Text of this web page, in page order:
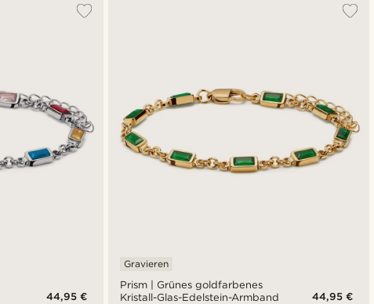
44,95 €
Prism | Grünes goldfarbenes
Kristall-Glas-Edelstein-Armband
Gravieren
44,95 €